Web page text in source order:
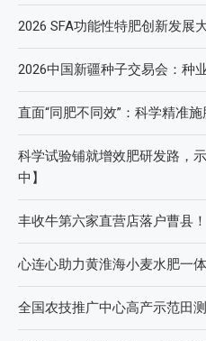
2026 SFA功能性特肥创新发展
2026中国新疆种子交易会：种
直面“同肥不同效”：科学精准
科学试验铺就增效肥研发路，
中】
丰收牛第六家直营店落户曹县！
心连心助力黄淮海小麦水肥一
全国农技推广中心高产示范田